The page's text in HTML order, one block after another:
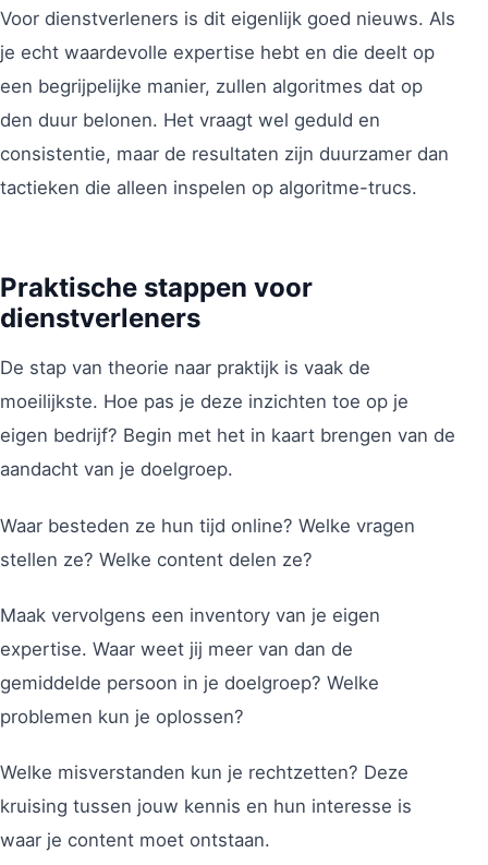
Voor dienstverleners is dit eigenlijk goed nieuws. Als
je echt waardevolle expertise hebt en die deelt op
een begrijpelijke manier, zullen algoritmes dat op
den duur belonen. Het vraagt wel geduld en
consistentie, maar de resultaten zijn duurzamer dan
tactieken die alleen inspelen op algoritme-trucs.
Praktische stappen voor
dienstverleners
De stap van theorie naar praktijk is vaak de
moeilijkste. Hoe pas je deze inzichten toe op je
eigen bedrijf? Begin met het in kaart brengen van de
aandacht van je doelgroep.
Waar besteden ze hun tijd online? Welke vragen
stellen ze? Welke content delen ze?
Maak vervolgens een inventory van je eigen
expertise. Waar weet jij meer van dan de
gemiddelde persoon in je doelgroep? Welke
problemen kun je oplossen?
Welke misverstanden kun je rechtzetten? Deze
kruising tussen jouw kennis en hun interesse is
waar je content moet ontstaan.